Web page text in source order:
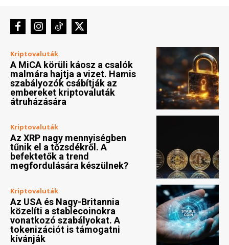
Kriptovaluták
A MiCA körüli káosz a csalók
malmára hajtja a vizet. Hamis
szabályozók csábítják az
embereket kriptovaluták
átruházására
Kriptovaluták
Az XRP nagy mennyiségben
tűnik el a tőzsdékről. A
befektetők a trend
megfordulására készülnek?
Kriptovaluták
Az USA és Nagy-Britannia
közelíti a stablecoinokra
vonatkozó szabályokat. A
tokenizációt is támogatni
kívánják